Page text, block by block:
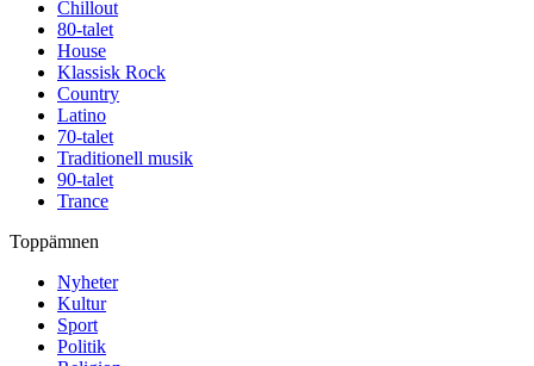
Chillout
80-talet
House
Klassisk Rock
Country
Latino
70-talet
Traditionell musik
90-talet
Trance
Toppämnen
Nyheter
Kultur
Sport
Politik